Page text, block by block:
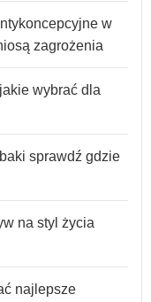
w
zagrożenia
wybrać dla
sprawdź gdzie
na styl życia
najlepsze